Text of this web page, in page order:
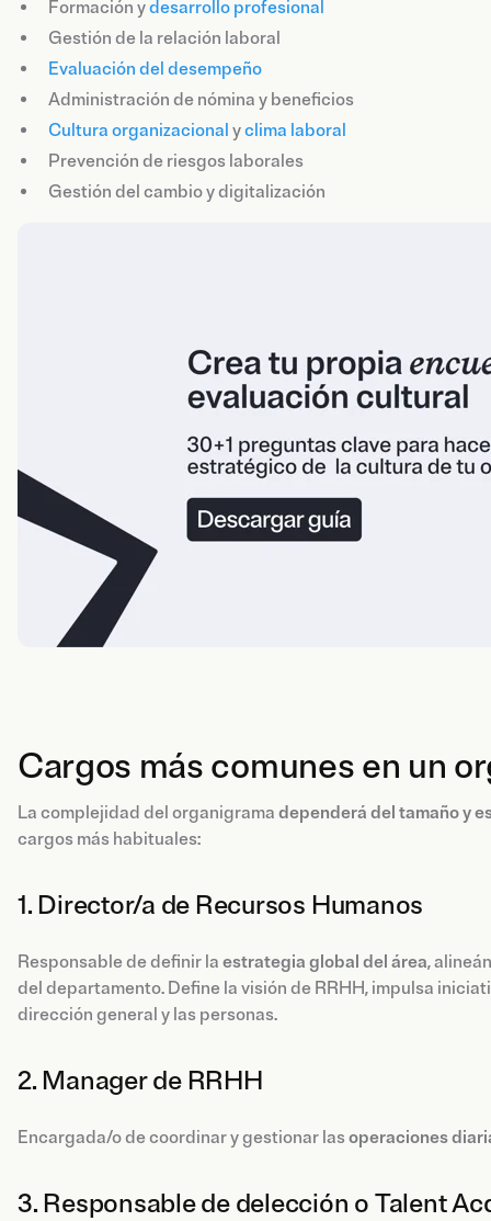
Formación ydesarrollo profesional
Gestión de la relación laboral
Evaluación del desempeño
Administración de nómina y beneficios
Cultura organizacional yclima laboral
Prevención de riesgos laborales
Gestión del cambio y digitalización
Cargos más comunes en un
La complejidad del organigrama dependerá del tamaño y
cargos más habituales:
1. Director/a de Recursos Humanos
Responsable de definir la estrategia global del área,
del departamento. Define la visión de RRHH, impulsa
dirección general y las personas.
2. Manager de RRHH
Encargada/o de coordinar y gestionar las operaciones
3. Responsable de delección o Talent